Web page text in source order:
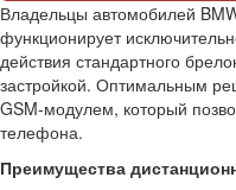
Владельцы автомобилей
функционирует
действия стандартного
застройкой. Оптимальным
GSM-модулем, который
телефона.
Преимущества